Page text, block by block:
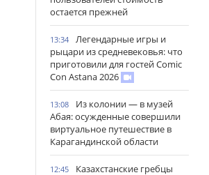
остается прежней
13:34
Легендарные игры и
рыцари из средневековья: что
приготовили для гостей Comic
Con Astana 2026
13:08
Из колонии — в музей
Абая: осужденные совершили
виртуальное путешествие в
Карагандинской области
12:45
Казахстанские гребцы